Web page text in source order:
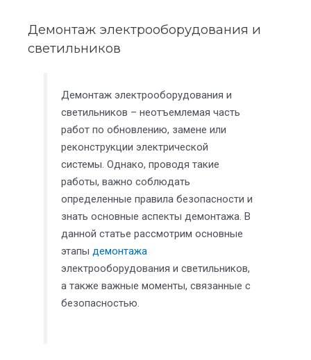
Демонтаж электрооборудования и
светильников
Демонтаж электрооборудования и
светильников – неотъемлемая часть
работ по обновлению, замене или
реконструкции электрической
системы. Однако, проводя такие
работы, важно соблюдать
определенные правила безопасности и
знать основные аспекты демонтажа. В
данной статье рассмотрим основные
этапы демонтажа
электрооборудования и светильников,
а также важные моменты, связанные с
безопасностью.